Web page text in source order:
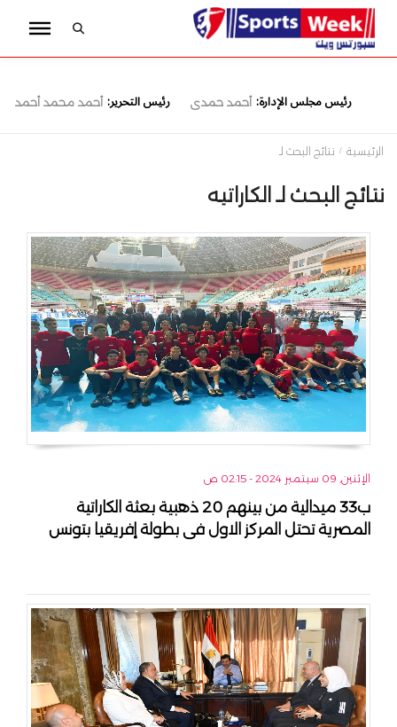
رئيس مجلس الإدارة: أحمد حمدى رئيس التحرير: أحمد محمد أحمد
الرئيسية نتائج البحث لـ
نتائج البحث لـ الكاراتيه
الإثنين, 09 سبتمبر 2024 - 02:15 ص
ب33 ميدالية من بينهم 20 ذهبية بعثة الكاراتية
المصرية تحتل المركز الاول فى بطولة إفريقيا بتونس